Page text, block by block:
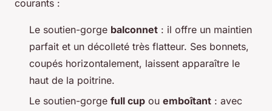
courants :
Le soutien-gorge balconnet : il offre un maintien
parfait et un décolleté très flatteur. Ses bonnets,
coupés horizontalement, laissent apparaître le
haut de la poitrine.
Le soutien-gorge full cup ou emboîtant : avec